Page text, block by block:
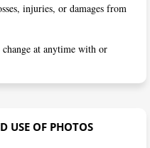
injuries, or damages from
at anytime with or
USE OF PHOTOS